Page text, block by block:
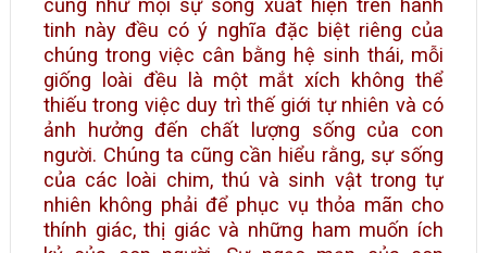
cũng như mọi sự sống xuất hiện trên hành
tinh này đều có ý nghĩa đặc biệt riêng của
chúng trong việc cân bằng hệ sinh thái, mỗi
giống loài đều là một mắt xích không thể
thiếu trong việc duy trì thế giới tự nhiên và có
ảnh hưởng đến chất lượng sống của con
người. Chúng ta cũng cần hiểu rằng, sự sống
của các loài chim, thú và sinh vật trong tự
nhiên không phải để phục vụ thỏa mãn cho
thính giác, thị giác và những ham muốn ích